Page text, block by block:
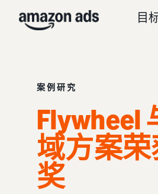
目
案例研究
Flywheel
域方案荣
奖